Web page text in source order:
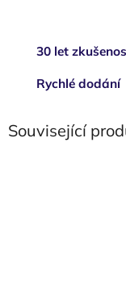
30 let
Rychlé dodání
Související